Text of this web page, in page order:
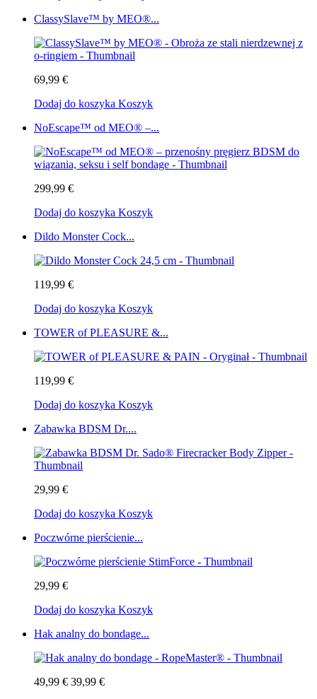
ClassySlave™ by MEO®...
69,99 €
Dodaj do koszyka Koszyk
NoEscape™ od MEO® –...
299,99 €
Dodaj do koszyka Koszyk
Dildo Monster Cock...
119,99 €
Dodaj do koszyka Koszyk
TOWER of PLEASURE &...
119,99 €
Dodaj do koszyka Koszyk
Zabawka BDSM Dr....
29,99 €
Dodaj do koszyka Koszyk
Poczwórne pierścienie...
29,99 €
Dodaj do koszyka Koszyk
Hak analny do bondage...
49,99 € 39,99 €